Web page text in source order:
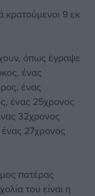
κρατούμενοι 9 εκ
όπως έγραψε
ένας
ένας
ένας 25χρονος
32χρονος
27χρονος
πατέρας
του είναι η